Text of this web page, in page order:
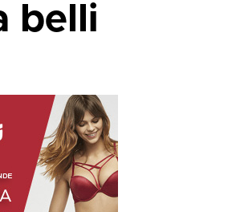
belli